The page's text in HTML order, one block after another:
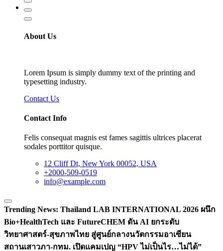
About Us
Lorem Ipsum is simply dummy text of the printing and
typesetting industry.
Contact Us
Contact Info
Felis consequat magnis est fames sagittis ultrices placerat
sodales porttitor quisque.
12 Cliff Dt, New York 00052, USA
+2000-509-0519
info@example.com
Trending News: Thailand LAB INTERNATIONAL 2026 ผนึก
Bio+HealthTech และ FutureCHEM ดัน AI ยกระดับ
วิทยาศาสตร์-สุขภาพไทย สู่ศูนย์กลางนวัตกรรมอาเซียน
สถานเสาวภา-กทม. เปิดแคมเปญ “HPV ไม่เป็นไร…ไม่ได้”